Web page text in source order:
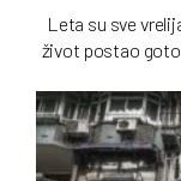
Leta su sve
život postao